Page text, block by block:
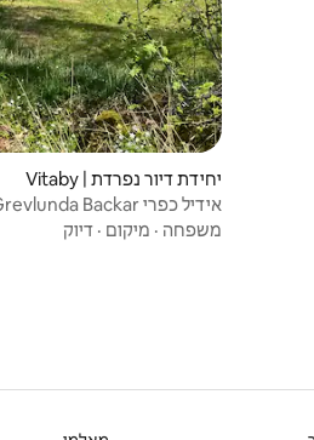
יחידת דיור נפרדת | Vitaby
אידיל כפרי Grevlunda Backar
משפחה · מיקום · דיוק